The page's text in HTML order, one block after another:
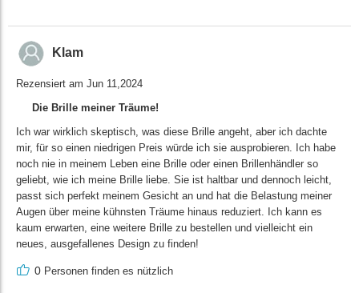
Klam
Rezensiert am Jun 11,2024
Die Brille meiner Träume!
Ich war wirklich skeptisch, was diese Brille angeht, aber ich dachte
mir, für so einen niedrigen Preis würde ich sie ausprobieren. Ich habe
noch nie in meinem Leben eine Brille oder einen Brillenhändler so
geliebt, wie ich meine Brille liebe. Sie ist haltbar und dennoch leicht,
passt sich perfekt meinem Gesicht an und hat die Belastung meiner
Augen über meine kühnsten Träume hinaus reduziert. Ich kann es
kaum erwarten, eine weitere Brille zu bestellen und vielleicht ein
neues, ausgefallenes Design zu finden!
0 Personen finden es nützlich